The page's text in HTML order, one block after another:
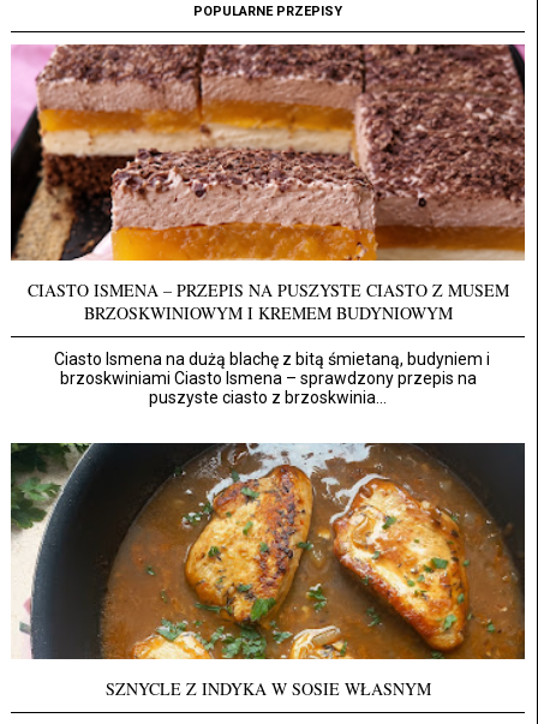
POPULARNE PRZEPISY
CIASTO ISMENA – PRZEPIS NA PUSZYSTE CIASTO Z MUSEM
BRZOSKWINIOWYM I KREMEM BUDYNIOWYM
Ciasto Ismena na dużą blachę z bitą śmietaną, budyniem i
brzoskwiniami Ciasto Ismena – sprawdzony przepis na
puszyste ciasto z brzoskwinia...
SZNYCLE Z INDYKA W SOSIE WŁASNYM